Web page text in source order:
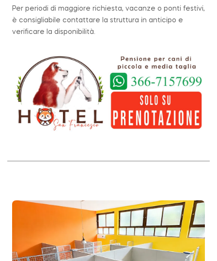
Per periodi di maggiore richiesta, vacanze o ponti festivi,
è consigliabile contattare la struttura in anticipo e
verificare la disponibilità.